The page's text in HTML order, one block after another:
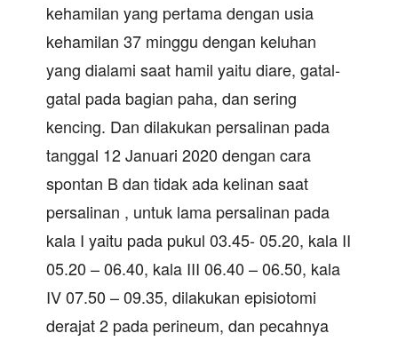
kehamilan yang pertama dengan usia
kehamilan 37 minggu dengan keluhan
yang dialami saat hamil yaitu diare, gatal-
gatal pada bagian paha, dan sering
kencing. Dan dilakukan persalinan pada
tanggal 12 Januari 2020 dengan cara
spontan B dan tidak ada kelinan saat
persalinan , untuk lama persalinan pada
kala I yaitu pada pukul 03.45- 05.20, kala II
05.20 – 06.40, kala III 06.40 – 06.50, kala
IV 07.50 – 09.35, dilakukan episiotomi
derajat 2 pada perineum, dan pecahnya